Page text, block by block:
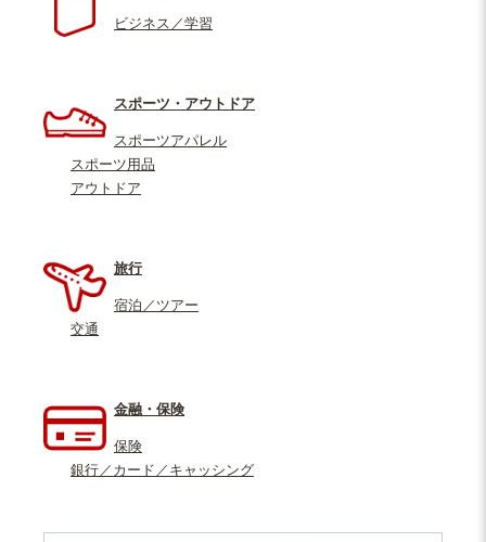
ビジネス／学習
スポーツ・アウトドア
スポーツアパレル
スポーツ用品
アウトドア
旅行
宿泊／ツアー
交通
金融・保険
保険
銀行／カード／キャッシング